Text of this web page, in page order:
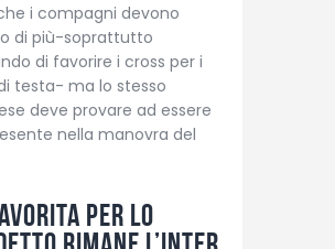
i compagni devono
di più-soprattutto
di favorire i cross per i
testa- ma lo stesso
deve provare ad essere
nella manovra del
per lo